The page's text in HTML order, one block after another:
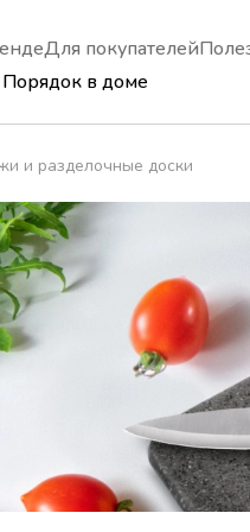
Миски
Термосы
Порядок в доме
Для покупателей
и разделочные доски